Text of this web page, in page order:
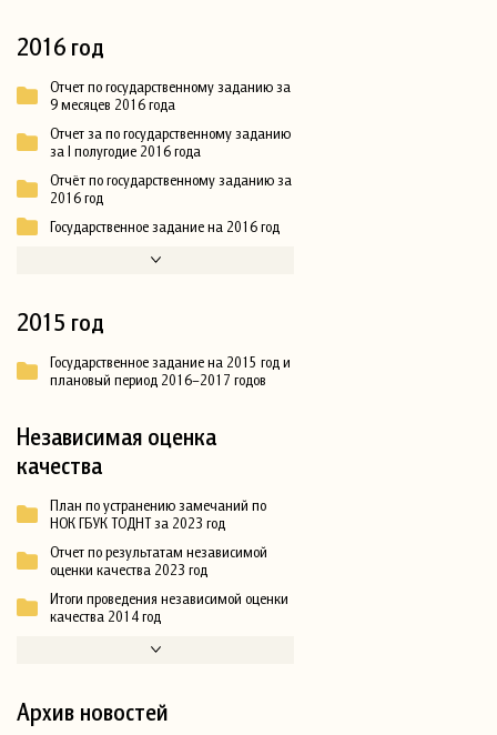
2016 год
Отчет по государственному заданию за
9 месяцев 2016 года
Отчет за по государственному заданию
за I полугодие 2016 года
Отчёт по государственному заданию за
2016 год
Государственное задание на 2016 год
2015 год
Государственное задание на 2015 год и
плановый период 2016–2017 годов
Независимая оценка
качества
План по устранению замечаний по
НОК ГБУК ТОДНТ за 2023 год
Отчет по результатам независимой
оценки качества 2023 год
Итоги проведения независимой оценки
качества 2014 год
Архив новостей